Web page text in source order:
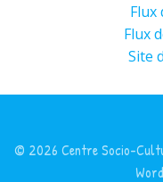
Flux
Flux
Site
© 2026 Centre Socio-